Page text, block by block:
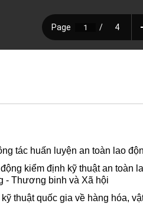
tác huấn luyện an toàn lao
kiểm định kỹ thuật an toàn
- Thương binh và Xã hội
thuật quốc gia về hàng hóa,